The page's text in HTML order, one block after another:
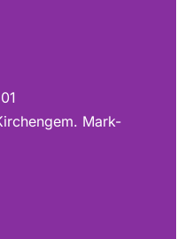
1040 01
Mark-